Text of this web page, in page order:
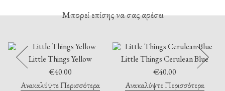
Μπορεί επίσης να σας αρέσει
Little Things Yellow
€40.00
Ανακαλύψτε Περισσότερα
Little Things Cerulean Blue
€40.00
Ανακαλύψτε Περισσότερα